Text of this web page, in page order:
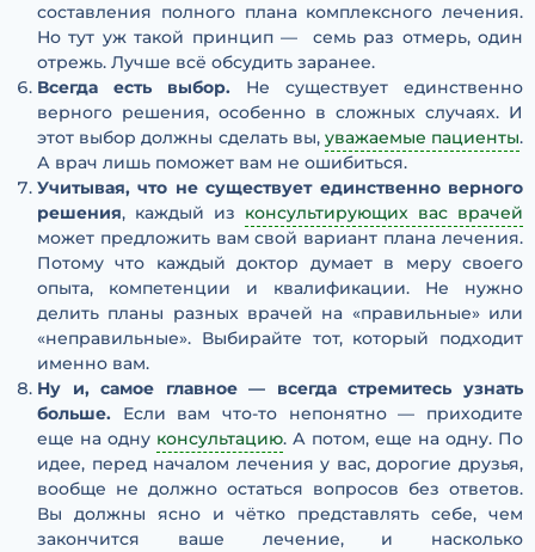
составления полного плана комплексного лечения.
Но тут уж такой принцип — семь раз отмерь, один
отрежь. Лучше всё обсудить заранее.
Всегда есть выбор. Не существует единственно
верного решения, особенно в сложных случаях. И
этот выбор должны сделать вы, уважаемые пациенты.
А врач лишь поможет вам не ошибиться.
Учитывая, что не существует единственно верного
решения, каждый из консультирующих вас врачей
может предложить вам свой вариант плана лечения.
Потому что каждый доктор думает в меру своего
опыта, компетенции и квалификации. Не нужно
делить планы разных врачей на «правильные» или
«неправильные». Выбирайте тот, который подходит
именно вам.
Ну и, самое главное — всегда стремитесь узнать
больше. Если вам что-то непонятно — приходите
еще на одну консультацию. А потом, еще на одну. По
идее, перед началом лечения у вас, дорогие друзья,
вообще не должно остаться вопросов без ответов.
Вы должны ясно и чётко представлять себе, чем
закончится ваше лечение, и насколько